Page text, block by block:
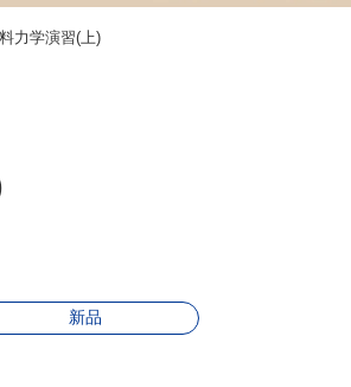
力学演習(上)
新品